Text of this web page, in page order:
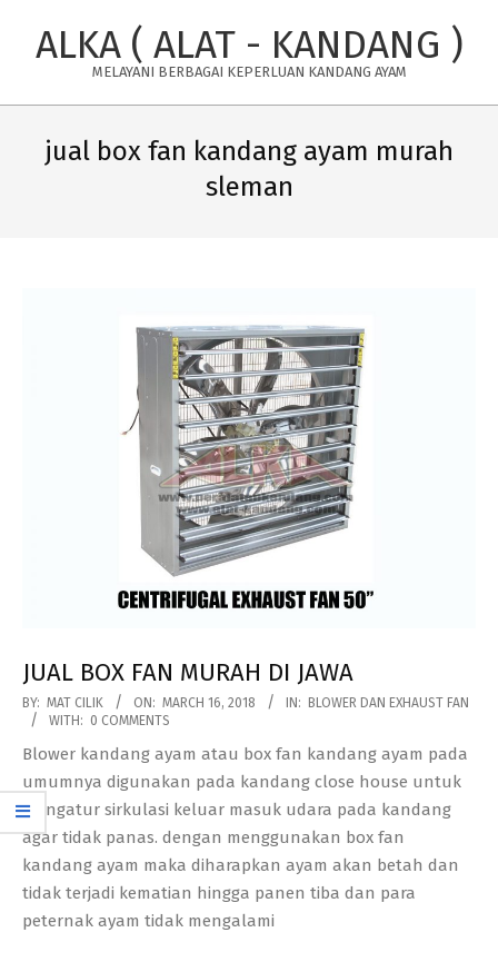
ALKA ( ALAT - KANDANG )
MELAYANI BERBAGAI KEPERLUAN KANDANG AYAM
Navigationjual box fan kandang ayam murah
sleman
JUAL BOX FAN MURAH DI JAWA
2018-
03-
16
BY: MAT CILIK ON: MARCH 16, 2018 IN:
BLOWER DAN EXHAUST FAN
WITH: 0 COMMENTS
Blower kandang ayam atau box fan kandang ayam pada
umumnya digunakan pada kandang close house untuk
mengatur sirkulasi keluar masuk udara pada kandang
agar tidak panas. dengan menggunakan box fan
kandang ayam maka diharapkan ayam akan betah dan
tidak terjadi kematian hingga panen tiba dan para
peternak ayam tidak mengalami